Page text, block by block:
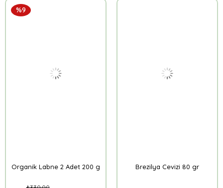
Organik Labne 2 Adet 200 g
%9
Brezilya Cevizi 80 gr